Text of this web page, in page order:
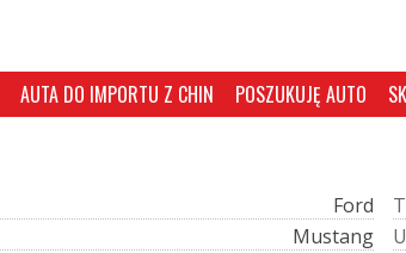
AUTA DO IMPORTU Z CHIN POSZUKUJĘ AUTO
Ford
Mustang
T
U